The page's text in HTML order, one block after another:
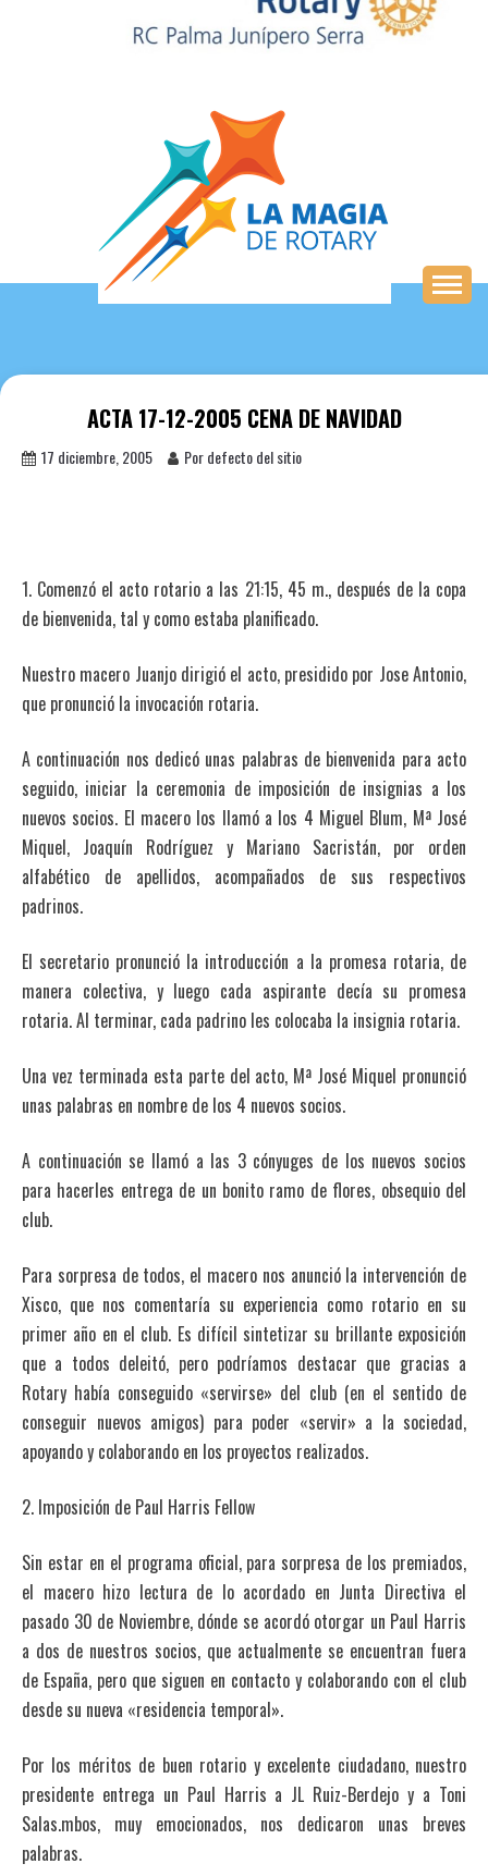
ACTA 17-12-2005 CENA DE NAVIDAD
17 diciembre, 2005 Por defecto del sitio
1. Comenzó el acto rotario a las 21:15, 45 m., después de la copa
de bienvenida, tal y como estaba planificado.
Nuestro macero Juanjo dirigió el acto, presidido por Jose Antonio,
que pronunció la invocación rotaria.
A continuación nos dedicó unas palabras de bienvenida para acto
seguido, iniciar la ceremonia de imposición de insignias a los
nuevos socios. El macero los llamó a los 4 Miguel Blum, Mª José
Miquel, Joaquín Rodríguez y Mariano Sacristán, por orden
alfabético de apellidos, acompañados de sus respectivos
padrinos.
El secretario pronunció la introducción a la promesa rotaria, de
manera colectiva, y luego cada aspirante decía su promesa
rotaria. Al terminar, cada padrino les colocaba la insignia rotaria.
Una vez terminada esta parte del acto, Mª José Miquel pronunció
unas palabras en nombre de los 4 nuevos socios.
A continuación se llamó a las 3 cónyuges de los nuevos socios
para hacerles entrega de un bonito ramo de flores, obsequio del
club.
Para sorpresa de todos, el macero nos anunció la intervención de
Xisco, que nos comentaría su experiencia como rotario en su
primer año en el club. Es difícil sintetizar su brillante exposición
que a todos deleitó, pero podríamos destacar que gracias a
Rotary había conseguido «servirse» del club (en el sentido de
conseguir nuevos amigos) para poder «servir» a la sociedad,
apoyando y colaborando en los proyectos realizados.
2. Imposición de Paul Harris Fellow
Sin estar en el programa oficial, para sorpresa de los premiados,
el macero hizo lectura de lo acordado en Junta Directiva el
pasado 30 de Noviembre, dónde se acordó otorgar un Paul Harris
a dos de nuestros socios, que actualmente se encuentran fuera
de España, pero que siguen en contacto y colaborando con el club
desde su nueva «residencia temporal».
Por los méritos de buen rotario y excelente ciudadano, nuestro
presidente entrega un Paul Harris a JL Ruiz-Berdejo y a Toni
Salas.mbos, muy emocionados, nos dedicaron unas breves
palabras.